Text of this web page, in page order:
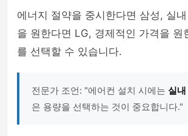
에너지 절약을 중시한다면 삼성, 실
을 원한다면 LG, 경제적인 가격을 원
를 선택할 수 있습니다.
전문가 조언: "에어컨 설치 시에는 실내
은 용량을 선택하는 것이 중요합니다."